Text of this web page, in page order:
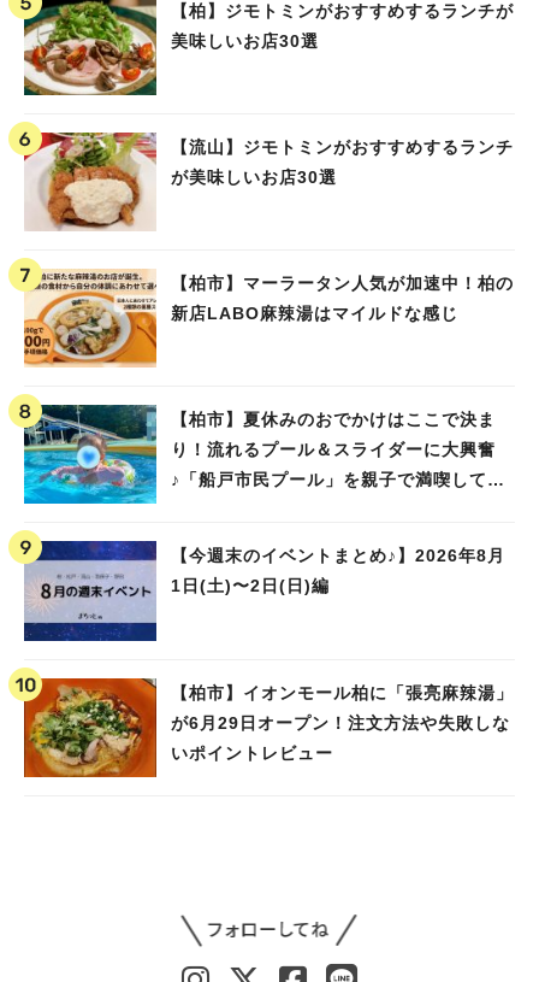
【柏】ジモトミンがおすすめするランチが
美味しいお店30選
【流山】ジモトミンがおすすめするランチ
が美味しいお店30選
【柏市】マーラータン人気が加速中！柏の
新店LABO麻辣湯はマイルドな感じ
【柏市】夏休みのおでかけはここで決ま
り！流れるプール＆スライダーに大興奮
♪「船戸市民プール」を親子で満喫してき
【今週末のイベントまとめ♪】2026年8月
1日(土)〜2日(日)編
【柏市】イオンモール柏に「張亮麻辣湯」
が6月29日オープン！注文方法や失敗しな
いポイントレビュー